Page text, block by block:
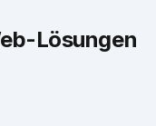
Lösungen